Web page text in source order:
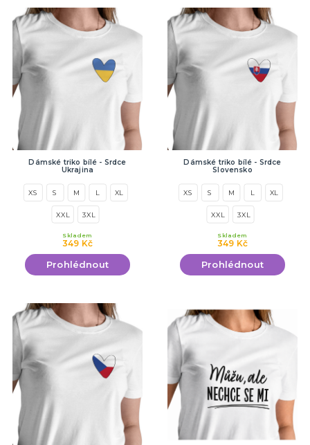
Dámské triko bílé - Srdce
Ukrajina
XS S M L XL
XXL 3XL
349 Kč
Skladem
Prohlédnout
Dámské triko bílé - Srdce
Slovensko
XS S M L XL
XXL 3XL
349 Kč
Skladem
Prohlédnout